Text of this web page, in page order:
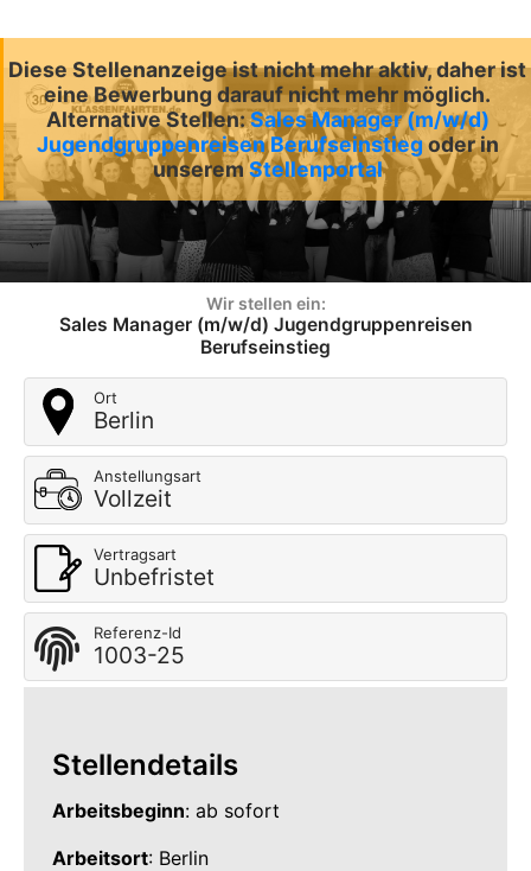
Diese Stellenanzeige ist nicht mehr aktiv, daher ist
eine Bewerbung darauf nicht mehr möglich.
Alternative Stellen:Sales Manager (m/w/d)
Jugendgruppenreisen Berufseinstieg oder in
unseremStellenportal
Wir stellen ein:
Sales Manager (m/w/d) Jugendgruppenreisen
Berufseinstieg
Ort
Berlin
Anstellungsart
Vollzeit
Vertragsart
Unbefristet
Referenz-Id
1003-25
Stellendetails
Arbeitsbeginn: ab sofort
Arbeitsort: Berlin